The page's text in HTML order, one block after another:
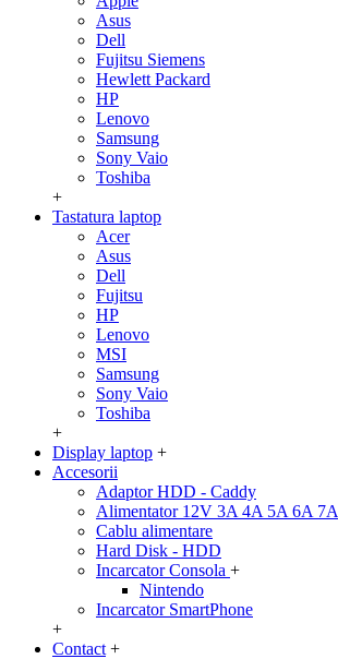
Asus
Dell
Fujitsu Siemens
Hewlett Packard
HP
Lenovo
Samsung
Sony Vaio
Toshiba
+
Tastatura laptop
Acer
Asus
Dell
Fujitsu
HP
Lenovo
MSI
Samsung
Sony Vaio
Toshiba
+
Display laptop +
Accesorii
Adaptor HDD - Caddy
Alimentator 12V 3A 4A 5A 6A 7A
Cablu alimentare
Hard Disk - HDD
Incarcator Consola +
Nintendo
Incarcator SmartPhone
+
Contact +